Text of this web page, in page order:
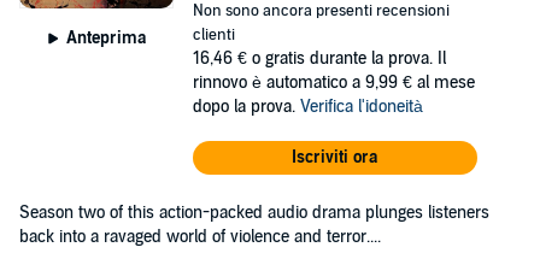
Anteprima
Non sono ancora presenti recensioni
clienti
16,46 € o gratis durante la prova. Il
rinnovo è automatico a 9,99 € al mese
dopo la prova. Verifica l'idoneità
Iscriviti ora
Season two of this action-packed audio drama plunges listeners
back into a ravaged world of violence and terror....